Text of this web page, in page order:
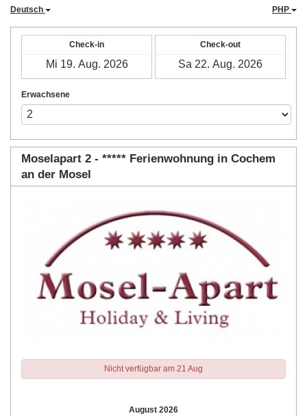
Deutsch PHP
Check-in Check-out
Erwachsene
Moselapart 2 - ***** Ferienwohnung in Cochem
an der Mosel
Nicht verfügbar am 21 Aug
August 2026